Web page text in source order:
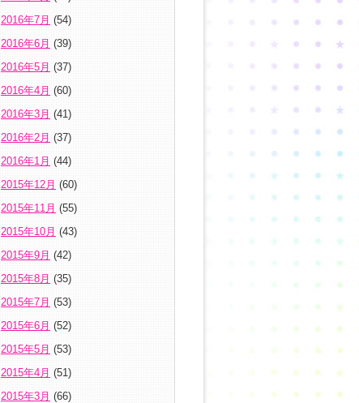
2016年7月 (54)
2016年6月 (39)
2016年5月 (37)
2016年4月 (60)
2016年3月 (41)
2016年2月 (37)
2016年1月 (44)
2015年12月 (60)
2015年11月 (55)
2015年10月 (43)
2015年9月 (42)
2015年8月 (35)
2015年7月 (53)
2015年6月 (52)
2015年5月 (53)
2015年4月 (51)
2015年3月 (66)